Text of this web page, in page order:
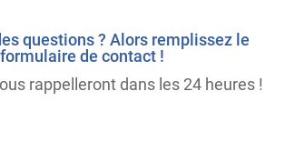
questions ? Alors remplissez le
formulaire de contact !
rappelleront dans les 24 heures !